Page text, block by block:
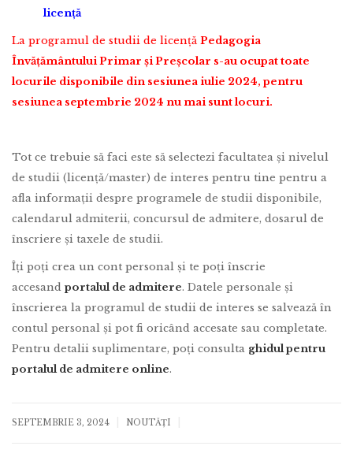
licență
La programul de studii de licență Pedagogia
Învățământului Primar și Preșcolar s-au ocupat toate
locurile disponibile din sesiunea iulie 2024, pentru
sesiunea septembrie 2024 nu mai sunt locuri.
Tot ce trebuie să faci este să selectezi facultatea și nivelul
de studii (licență/master) de interes pentru tine pentru a
afla informații despre programele de studii disponibile,
calendarul admiterii, concursul de admitere, dosarul de
înscriere și taxele de studii.
Îți poți crea un cont personal și te poți înscrie
accesand portalul de admitere. Datele personale și
înscrierea la programul de studii de interes se salvează în
contul personal și pot fi oricând accesate sau completate.
Pentru detalii suplimentare, poți consulta ghidul pentru
portalul de admitere online.
SEPTEMBRIE 3, 2024 NOUTĂȚI